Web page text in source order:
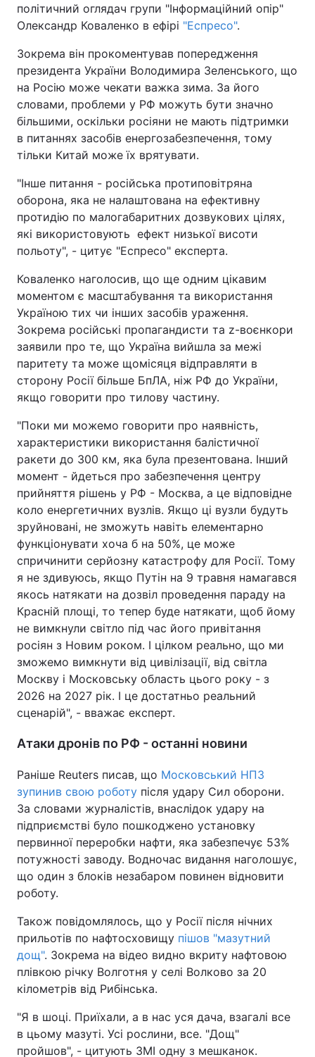
політичний оглядач групи "Інформаційний опір"
Олександр Коваленко в ефірі "Еспресо".
Зокрема він прокоментував попередження
президента України Володимира Зеленського, що
на Росію може чекати важка зима. За його
словами, проблеми у РФ можуть бути значно
більшими, оскільки росіяни не мають підтримки
в питаннях засобів енергозабезпечення, тому
тільки Китай може їх врятувати.
"Інше питання - російська протиповітряна
оборона, яка не налаштована на ефективну
протидію по малогабаритних дозвукових цілях,
які використовують ефект низької висоти
польоту", - цитує "Еспресо" експерта.
Коваленко наголосив, що ще одним цікавим
моментом є масштабування та використання
Україною тих чи інших засобів ураження.
Зокрема російські пропагандисти та z-воєнкори
заявили про те, що Україна вийшла за межі
паритету та може щомісяця відправляти в
сторону Росії більше БпЛА, ніж РФ до України,
якщо говорити про тилову частину.
"Поки ми можемо говорити про наявність,
характеристики використання балістичної
ракети до 300 км, яка була презентована. Інший
момент - йдеться про забезпечення центру
прийняття рішень у РФ - Москва, а це відповідне
коло енергетичних вузлів. Якщо ці вузли будуть
зруйновані, не зможуть навіть елементарно
функціонувати хоча б на 50%, це може
спричинити серйозну катастрофу для Росії. Тому
я не здивуюсь, якщо Путін на 9 травня намагався
якось натякати на дозвіл проведення параду на
Красній площі, то тепер буде натякати, щоб йому
не вимкнули світло під час його привітання
росіян з Новим роком. І цілком реально, що ми
зможемо вимкнути від цивілізації, від світла
Москву і Московську область цього року - з
2026 на 2027 рік. І це достатньо реальний
сценарій", - вважає експерт.
Атаки дронів по РФ - останні новини
Раніше Reuters писав, що Московський НПЗ
зупинив свою роботу після удару Сил оборони.
За словами журналістів, внаслідок удару на
підприємстві було пошкоджено установку
первинної переробки нафти, яка забезпечує 53%
потужності заводу. Водночас видання наголошує,
що один з блоків незабаром повинен відновити
роботу.
Також повідомлялось, що у Росії після нічних
прильотів по нафтосховищу пішов "мазутний
дощ". Зокрема на відео видно вкриту нафтовою
плівкою річку Волготня у селі Волково за 20
кілометрів від Рибінська.
"Я в шоці. Приїхали, а в нас уся дача, взагалі все
в цьому мазуті. Усі рослини, все. "Дощ"
пройшов", - цитують ЗМІ одну з мешканок.